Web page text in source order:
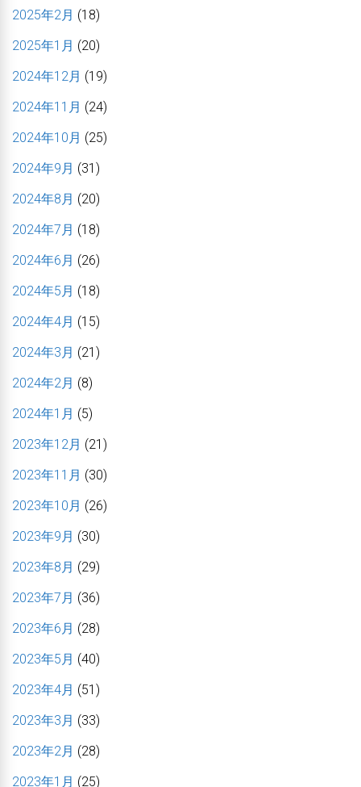
2025年2月 (18)
2025年1月 (20)
2024年12月 (19)
2024年11月 (24)
2024年10月 (25)
2024年9月 (31)
2024年8月 (20)
2024年7月 (18)
2024年6月 (26)
2024年5月 (18)
2024年4月 (15)
2024年3月 (21)
2024年2月 (8)
2024年1月 (5)
2023年12月 (21)
2023年11月 (30)
2023年10月 (26)
2023年9月 (30)
2023年8月 (29)
2023年7月 (36)
2023年6月 (28)
2023年5月 (40)
2023年4月 (51)
2023年3月 (33)
2023年2月 (28)
2023年1月 (25)